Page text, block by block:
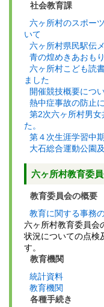
社会教育課
六ヶ所村のスポー
いて
六ヶ所村県民駅伝
青の煌めきあおも
六ヶ所村こども読
ました
開催競技概要につ
熱中症事故の防止
第2次六ヶ所村男
た。
第４次生涯学習中
大石総合運動公園
六ヶ所村教育委
教育委員会の概要
教育に関する事務
六ヶ所村教育委員会
状況についての点検
す。
教育機関
統計資料
教育機関
各種手続き